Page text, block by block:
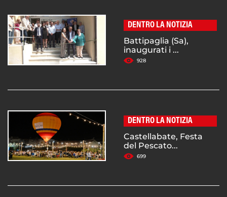
DENTRO LA NOTIZIA
Battipaglia (Sa),
inaugurati i ...
928
DENTRO LA NOTIZIA
Castellabate, Festa
del Pescato...
699